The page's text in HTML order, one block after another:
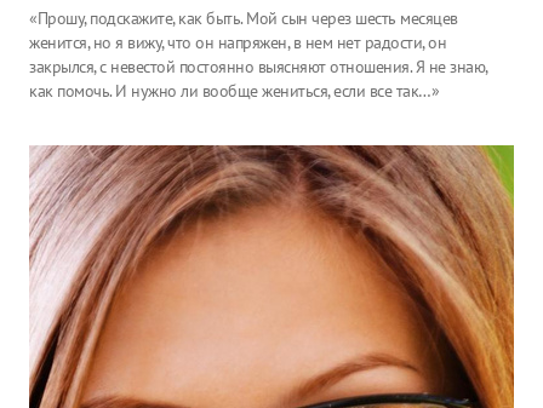
«Прошу, подскажите, как быть. Мой сын через шесть месяцев
женится, но я вижу, что он напряжен, в нем нет радости, он
закрылся, с невестой постоянно выясняют отношения. Я не знаю,
как помочь. И нужно ли вообще жениться, если все так…»